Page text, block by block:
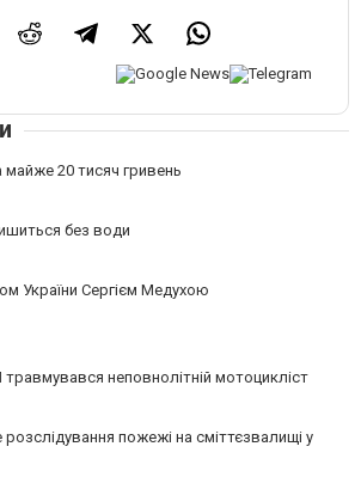
майже 20 тисяч гривень
без води
України Сергієм Медухою
неповнолітній мотоцикліст
пожежі на сміттєзвалищі у